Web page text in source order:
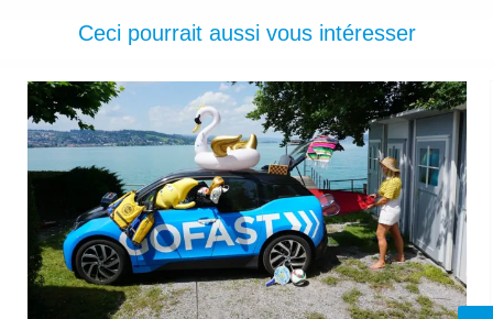
Ceci pourrait aussi vous intéresser